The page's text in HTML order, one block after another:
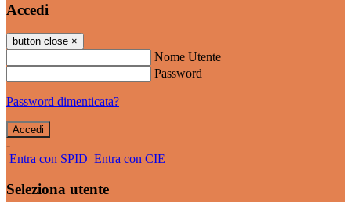
Accedi
button close ×
Nome Utente
Password
Password dimenticata?
-
Entra con SPID Entra con CIE
Seleziona utente